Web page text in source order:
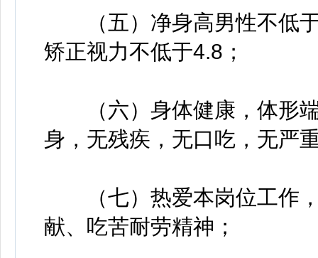
（五）净身高男性不低于
矫正视力不低于4.8；
（六）身体健康，体形端
身，无残疾，无口吃，无严
（七）热爱本岗位工作，
献、吃苦耐劳精神；